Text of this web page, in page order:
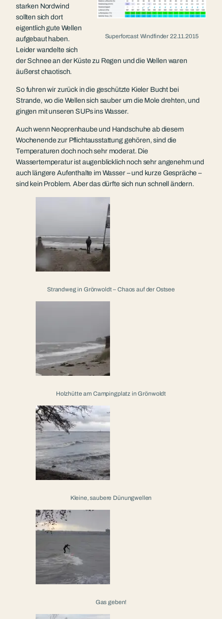
Superforcast Windfinder 22.11.2015
starken Nordwind
sollten sich dort
eigentlich gute Wellen
aufgebaut haben.
Leider wandelte sich
der Schnee an der Küste zu Regen und die Wellen waren
äußerst chaotisch.
So fuhren wir zurück in die geschützte Kieler Bucht bei
Strande, wo die Wellen sich sauber um die Mole drehten, und
gingen mit unseren SUPs ins Wasser.
Auch wenn Neoprenhaube und Handschuhe ab diesem
Wochenende zur Pflichtausstattung gehören, sind die
Temperaturen doch noch sehr moderat. Die
Wassertemperatur ist augenblicklich noch sehr angenehm und
auch längere Aufenthalte im Wasser – und kurze Gespräche –
sind kein Problem. Aber das dürfte sich nun schnell ändern.
Strandweg in Grönwoldt – Chaos auf der Ostsee
Holzhütte am Campingplatz in Grönwoldt
Kleine, saubere Dünungwellen
Gas geben!